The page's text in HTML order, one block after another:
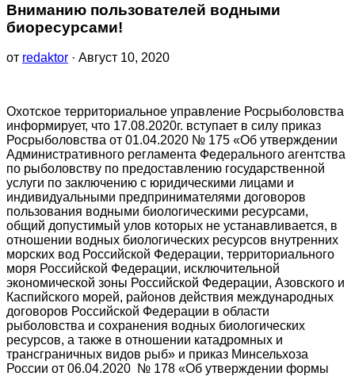
Вниманию пользователей водными
биоресурсами!
от redaktor · Август 10, 2020
Охотское территориальное управление Росрыболовства
информирует, что 17.08.2020г. вступает в силу приказ
Росрыболовства от 01.04.2020 № 175 «Об утверждении
Административного регламента Федерального агентства
по рыболовству по предоставлению государственной
услуги по заключению с юридическими лицами и
индивидуальными предпринимателями договоров
пользования водными биологическими ресурсами,
общий допустимый улов которых не устанавливается, в
отношении водных биологических ресурсов внутренних
морских вод Российской Федерации, территориального
моря Российской Федерации, исключительной
экономической зоны Российской Федерации, Азовского и
Каспийского морей, районов действия международных
договоров Российской Федерации в области
рыболовства и сохранения водных биологических
ресурсов, а также в отношении катадромных и
трансграничных видов рыб» и приказ Минсельхоза
России от 06.04.2020 № 178 «Об утверждении формы